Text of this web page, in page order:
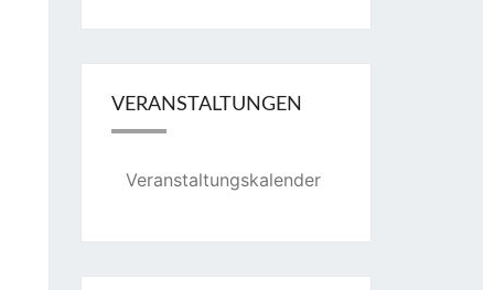
VERANSTALTUNGEN
Veranstaltungskalender